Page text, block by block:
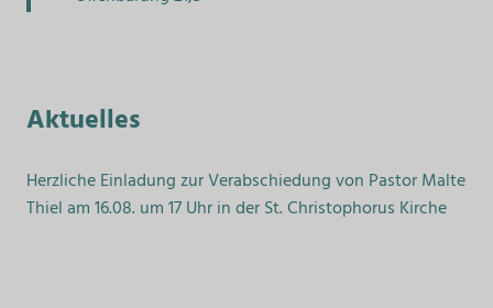
Aktuelles
Herzliche Einladung zur Verabschiedung von Pastor Malte
Thiel am 16.08. um 17 Uhr in der St. Christophorus Kirche